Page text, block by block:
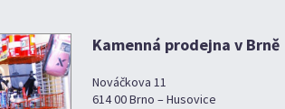
Kamenná prodejna v Brně
Nováčkova 11
614 00 Brno – Husovice